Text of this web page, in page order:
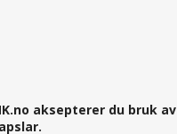
aksepterer du bruk av